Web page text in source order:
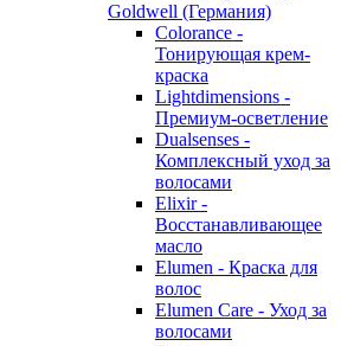
Goldwell (Германия)
Colorance -
Тонирующая крем-
краска
Lightdimensions -
Премиум-осветление
Dualsenses -
Комплексный уход за
волосами
Elixir -
Восстанавливающее
масло
Elumen - Краска для
волос
Elumen Care - Уход за
волосами